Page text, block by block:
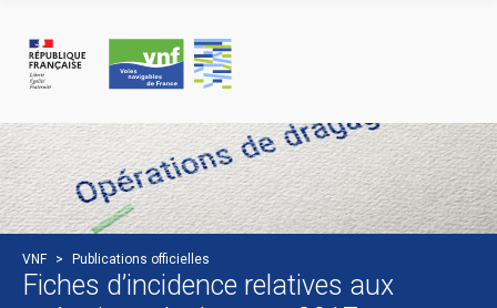
VNF > Publications officielles
Fiches d’incidence relatives aux